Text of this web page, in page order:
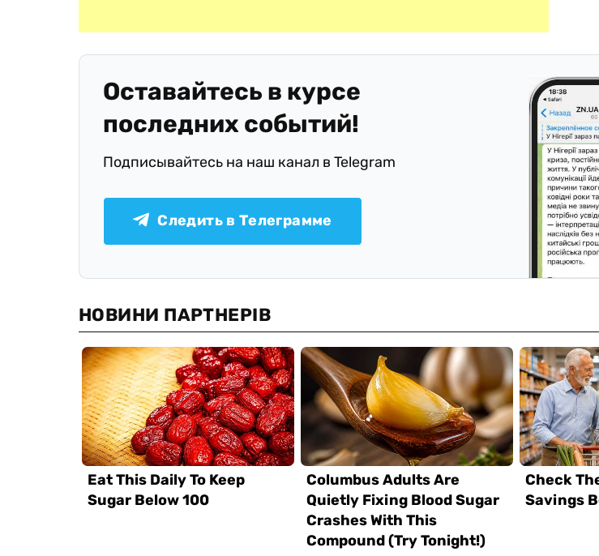
Оставайтесь в курсе
последних событий!
Подписывайтесь на наш канал в Telegram
Следить в Телеграмме